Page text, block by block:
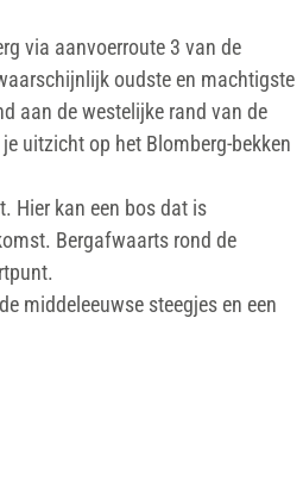
via aanvoerroute 3 van de
oudste en machtigste
aan de westelijke rand van de
uitzicht op het Blomberg-bekken
Hier kan een bos dat is
Bergafwaarts rond de
middeleeuwse steegjes en een